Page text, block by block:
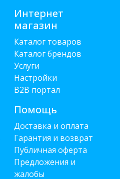
Интернет
магазин
Каталог товаров
Каталог брендов
Услуги
Настройки
B2B портал
Помощь
Доставка и оплата
Гарантия и возврат
Публичная оферта
Предложения и
жалобы